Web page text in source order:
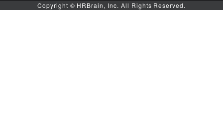
Copyright © HRBrain, Inc. All Rights Reserved.